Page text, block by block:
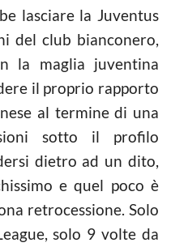
lasciare la Juventus
del club bianconero,
la maglia juventina
il proprio rapporto
al termine di una
sotto il profilo
dietro ad un dito,
e quel poco è
retrocessione. Solo
solo 9 volte da